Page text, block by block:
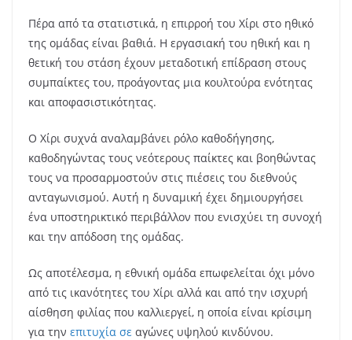
Πέρα από τα στατιστικά, η επιρροή του Χίρι στο ηθικό
της ομάδας είναι βαθιά. Η εργασιακή του ηθική και η
θετική του στάση έχουν μεταδοτική επίδραση στους
συμπαίκτες του, προάγοντας μια κουλτούρα ενότητας
και αποφασιστικότητας.
Ο Χίρι συχνά αναλαμβάνει ρόλο καθοδήγησης,
καθοδηγώντας τους νεότερους παίκτες και βοηθώντας
τους να προσαρμοστούν στις πιέσεις του διεθνούς
ανταγωνισμού. Αυτή η δυναμική έχει δημιουργήσει
ένα υποστηρικτικό περιβάλλον που ενισχύει τη συνοχή
και την απόδοση της ομάδας.
Ως αποτέλεσμα, η εθνική ομάδα επωφελείται όχι μόνο
από τις ικανότητες του Χίρι αλλά και από την ισχυρή
αίσθηση φιλίας που καλλιεργεί, η οποία είναι κρίσιμη
για την επιτυχία σε αγώνες υψηλού κινδύνου.